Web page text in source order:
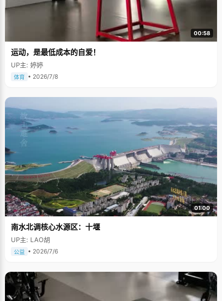
00:58
运动，是最低成本的自爱！
UP主: 婷婷
体育 • 2026/7/8
01:00
南水北调核心水源区：十堰
UP主: LAO胡
公益 • 2026/7/6